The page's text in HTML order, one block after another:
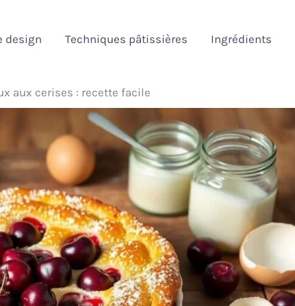
design Techniques pâtissières Ingrédients
aux cerises : recette facile